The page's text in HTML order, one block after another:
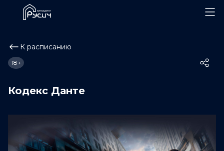
К расписанию
Кодекс Данте
18+